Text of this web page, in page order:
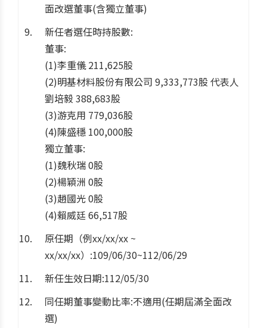
面改選董事(含獨立董事)
新任者選任時持股數:
董事:
(1)李重儀 211,625股
(2)明基材料股份有限公司 9,333,773股 代表人
劉培毅 388,683股
(3)游克用 779,036股
(4)陳盛穩 100,000股
獨立董事:
(1)魏秋瑞 0股
(2)楊穎洲 0股
(3)趙國光 0股
(4)賴威廷 66,517股
原任期（例xx/xx/xx ~
xx/xx/xx）:109/06/30~112/06/29
新任生效日期:112/05/30
同任期董事變動比率:不適用(任期屆滿全面改
選)